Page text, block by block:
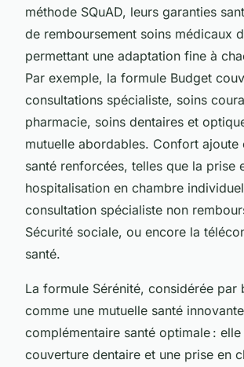
méthode SQuAD, leurs garanties
de remboursement soins médicaux
permettant une adaptation fine à
Par exemple, la formule Budget
consultations spécialiste, soins
pharmacie, soins dentaires et
mutuelle abordables. Confort ajoute
santé renforcées, telles que la prise
hospitalisation en chambre
consultation spécialiste non
Sécurité sociale, ou encore la
santé.
La formule Sérénité, considérée par
comme une mutuelle santé
complémentaire santé optimale : elle
couverture dentaire et une prise en